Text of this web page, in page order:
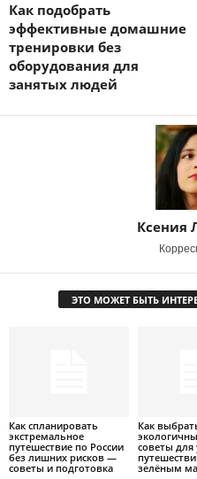
Как подобрать
эффективные домашние
тренировки без
оборудования для
занятых людей
Ксения
ЭТО МОЖЕТ БЫТЬ
Как спланировать
экстремальное
путешествие по России
без лишних рисков —
советы и подготовка
Как
советы для
зелёным